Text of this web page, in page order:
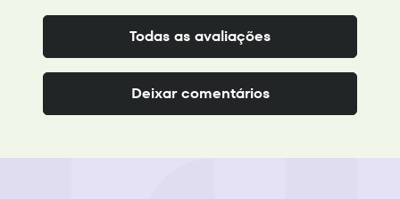
Todas as avaliações
Deixar comentários